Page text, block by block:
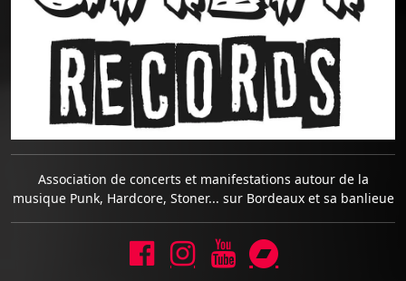
Association de concerts et manifestations autour de la
musique Punk, Hardcore, Stoner... sur Bordeaux et sa banlieue